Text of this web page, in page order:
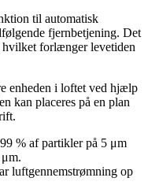
til automatisk
fjernbetjening. Det
hvilket forlænger levetiden
enheden i loftet ved hjælp
kan placeres på en plan
% af partikler på 5 μm
luftgennemstrømning op